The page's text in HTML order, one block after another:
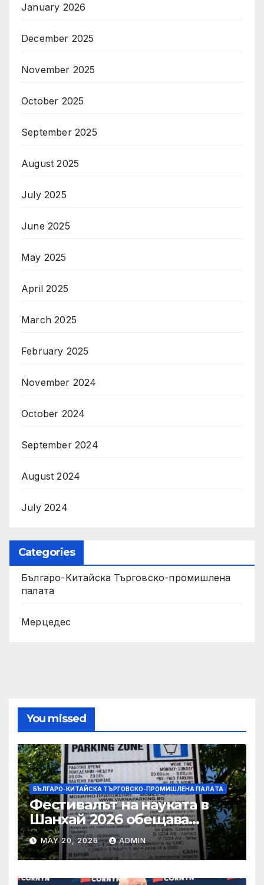
January 2026
December 2025
November 2025
October 2025
September 2025
August 2025
July 2025
June 2025
May 2025
April 2025
March 2025
February 2025
November 2024
October 2024
September 2024
August 2024
July 2024
Categories
Българо-Китайска Търговско-промишлена
палaта
Мерцедес
You missed
БЪЛГАРО-КИТАЙСКА ТЪРГОВСКО-ПРОМИШЛЕНА ПАЛAТА
Фестивалът на науката в
Шанхай 2026 обещава
вълнуващи научно-
технологични иновации
MAY 20, 2026 ADMIN